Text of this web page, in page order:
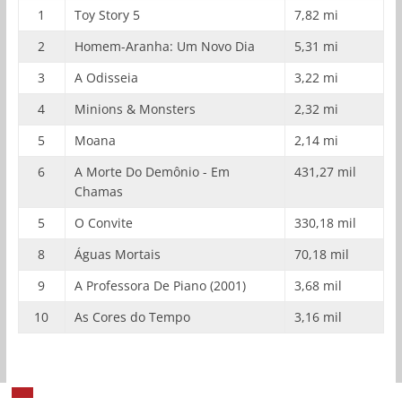
1
Toy Story 5
7,82 mi
2
Homem-Aranha: Um Novo Dia
5,31 mi
3
A Odisseia
3,22 mi
4
Minions & Monsters
2,32 mi
5
Moana
2,14 mi
6
A Morte Do Demônio - Em
Chamas
431,27 mil
5 O Convite
330,18 mil
8
Águas Mortais
70,18 mil
9
A Professora De Piano (2001)
3,68 mil
10
As Cores do Tempo 3,16 mil